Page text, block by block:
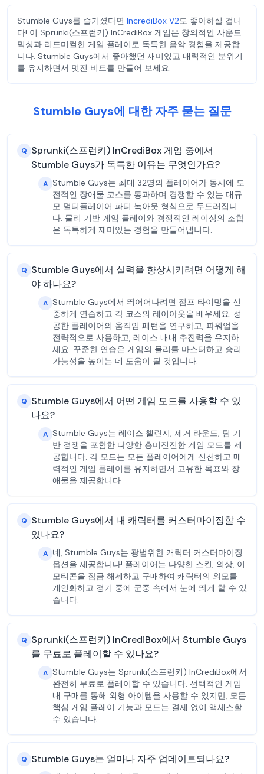
Stumble Guys를 즐기셨다면 IncrediBox V2도 좋아하실 겁니
다! 이 Sprunki(스프런키) InCrediBox 게임은 창의적인 사운드
믹싱과 리드미컬한 게임 플레이로 독특한 음악 경험을 제공합
니다. Stumble Guys에서 좋아했던 재미있고 매력적인 분위기
를 유지하면서 멋진 비트를 만들어 보세요.
Stumble Guys에 대한 자주 묻는 질문
Q Sprunki(스프런키) InCrediBox 게임 중에서
Stumble Guys가 독특한 이유는 무엇인가요?
A Stumble Guys는 최대 32명의 플레이어가 동시에 도
전적인 장애물 코스를 통과하며 경쟁할 수 있는 대규
모 멀티플레이어 파티 녹아웃 형식으로 두드러집니
다. 물리 기반 게임 플레이와 경쟁적인 레이싱의 조합
은 독특하게 재미있는 경험을 만들어냅니다.
Q Stumble Guys에서 실력을 향상시키려면 어떻게 해
야 하나요?
A Stumble Guys에서 뛰어어나려면 점프 타이밍을 신
중하게 연습하고 각 코스의 레이아웃을 배우세요. 성
공한 플레이어의 움직임 패턴을 연구하고, 파워업을
전략적으로 사용하고, 레이스 내내 추진력을 유지하
세요. 꾸준한 연습은 게임의 물리를 마스터하고 승리
가능성을 높이는 데 도움이 될 것입니다.
Q Stumble Guys에서 어떤 게임 모드를 사용할 수 있
나요?
A Stumble Guys는 레이스 챌린지, 제거 라운드, 팀 기
반 경쟁을 포함한 다양한 흥미진진한 게임 모드를 제
공합니다. 각 모드는 모든 플레이어에게 신선하고 매
력적인 게임 플레이를 유지하면서 고유한 목표와 장
애물을 제공합니다.
Q Stumble Guys에서 내 캐릭터를 커스터마이징할 수
있나요?
A 네, Stumble Guys는 광범위한 캐릭터 커스터마이징
옵션을 제공합니다! 플레이어는 다양한 스킨, 의상, 이
모티콘을 잠금 해제하고 구매하여 캐릭터의 외모를
개인화하고 경기 중에 군중 속에서 눈에 띄게 할 수 있
습니다.
Q Sprunki(스프런키) InCrediBox에서 Stumble Guys
를 무료로 플레이할 수 있나요?
A Stumble Guys는 Sprunki(스프런키) InCrediBox에서
완전히 무료로 플레이할 수 있습니다. 선택적인 게임
내 구매를 통해 외형 아이템을 사용할 수 있지만, 모든
핵심 게임 플레이 기능과 모드는 결제 없이 액세스할
수 있습니다.
Q Stumble Guys는 얼마나 자주 업데이트되나요?